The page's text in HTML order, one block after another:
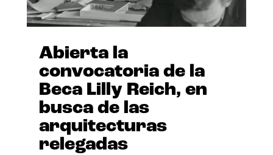
Abierta la
convocatoria de la
Beca Lilly Reich, en
busca de las
arquitecturas
relegadas